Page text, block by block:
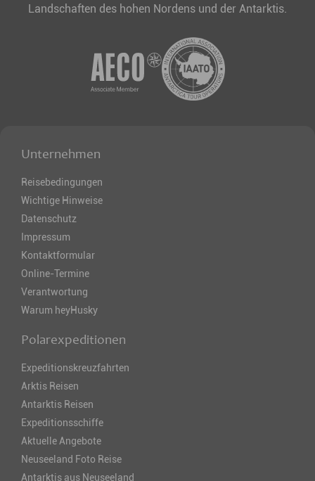
Landschaften des hohen Nordens und der Antarktis.
Unternehmen
Reisebedingungen
Wichtige Hinweise
Datenschutz
Impressum
Kontaktformular
Online-Termine
Verantwortung
Warum heyHusky
Polarexpeditionen
Expeditionskreuzfahrten
Arktis Reisen
Antarktis Reisen
Expeditionsschiffe
Aktuelle Angebote
Neuseeland Foto Reise
Antarktis aus Neuseeland